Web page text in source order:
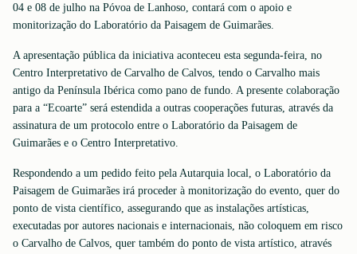
04 e 08 de julho na Póvoa de Lanhoso, contará com o apoio e
monitorização do Laboratório da Paisagem de Guimarães.
A apresentação pública da iniciativa aconteceu esta segunda-feira, no
Centro Interpretativo de Carvalho de Calvos, tendo o Carvalho mais
antigo da Península Ibérica como pano de fundo. A presente colaboração
para a “Ecoarte” será estendida a outras cooperações futuras, através da
assinatura de um protocolo entre o Laboratório da Paisagem de
Guimarães e o Centro Interpretativo.
Respondendo a um pedido feito pela Autarquia local, o Laboratório da
Paisagem de Guimarães irá proceder à monitorização do evento, quer do
ponto de vista científico, assegurando que as instalações artísticas,
executadas por autores nacionais e internacionais, não coloquem em risco
o Carvalho de Calvos, quer também do ponto de vista artístico, através